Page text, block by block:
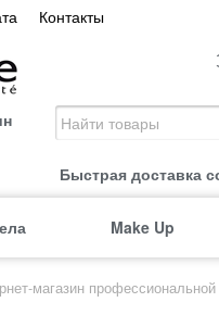
Контакты
Быстрая доставка
Make Up
магазин